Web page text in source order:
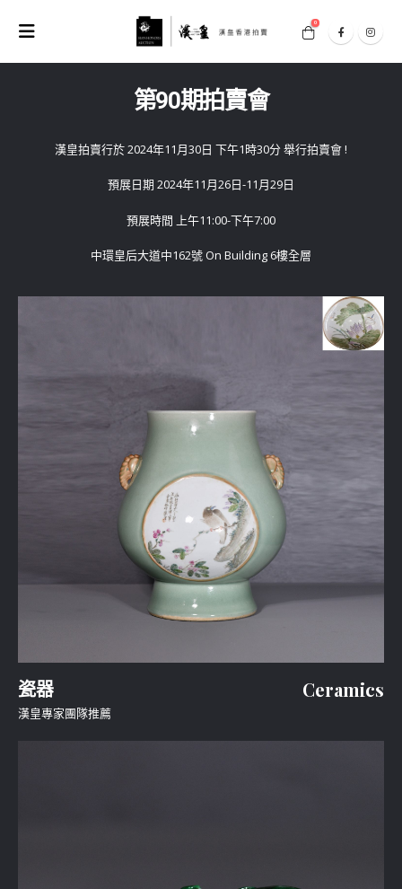
0
第90期拍賣會
漢皇拍賣行於 2024年11月30日 下午1時30分 舉行拍賣會 !
預展日期 2024年11月26日-11月29日
預展時間 上午11:00-下午7:00
中環皇后大道中162號 On Building 6樓全層
瓷器 Ceramics
漢皇專家團隊推薦